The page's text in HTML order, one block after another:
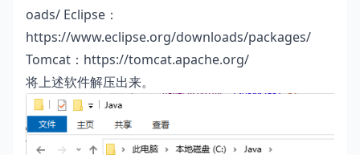
oads/ Eclipse：
https://www.eclipse.org/downloads/packages/
Tomcat： https://tomcat.apache.org/
将上述软件解压出来。